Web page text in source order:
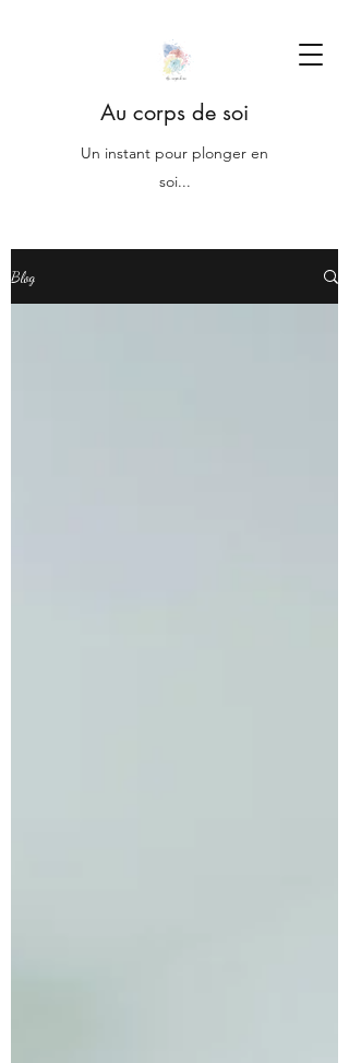
Au corps de soi
Un instant pour plonger en
soi...
Blog